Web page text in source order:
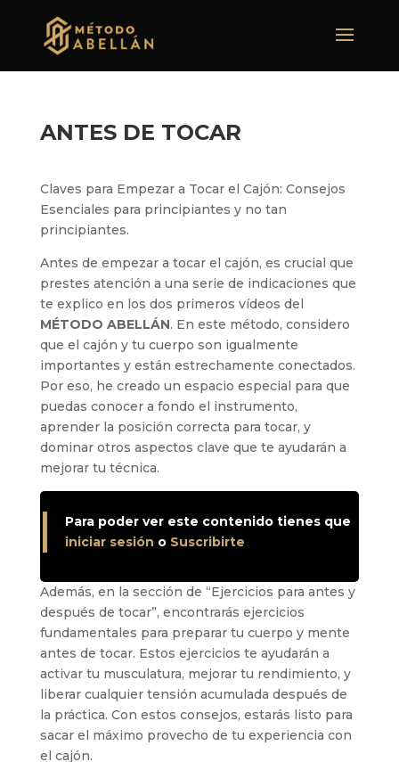
ANTES DE TOCAR
Claves para Empezar a Tocar el Cajón: Consejos
Esenciales para principiantes y no tan
principiantes.
Antes de empezar a tocar el cajón, es crucial que
prestes atención a una serie de indicaciones que
te explico en los dos primeros vídeos del
MÉTODO ABELLÁN. En este método, considero
que el cajón y tu cuerpo son igualmente
importantes y están estrechamente conectados.
Por eso, he creado un espacio especial para que
puedas conocer a fondo el instrumento,
aprender la posición correcta para tocar, y
dominar otros aspectos clave que te ayudarán a
mejorar tu técnica.
Para poder ver este contenido tienes que
iniciar sesión o Suscribirte
Además, en la sección de “Ejercicios para antes y
después de tocar”, encontrarás ejercicios
fundamentales para preparar tu cuerpo y mente
antes de tocar. Estos ejercicios te ayudarán a
activar tu musculatura, mejorar tu rendimiento, y
liberar cualquier tensión acumulada después de
la práctica. Con estos consejos, estarás listo para
sacar el máximo provecho de tu experiencia con
el cajón.